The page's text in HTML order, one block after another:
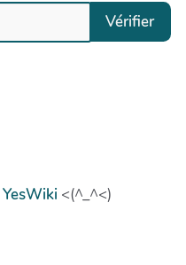
Vérifier
YesWiki <(^_^<)